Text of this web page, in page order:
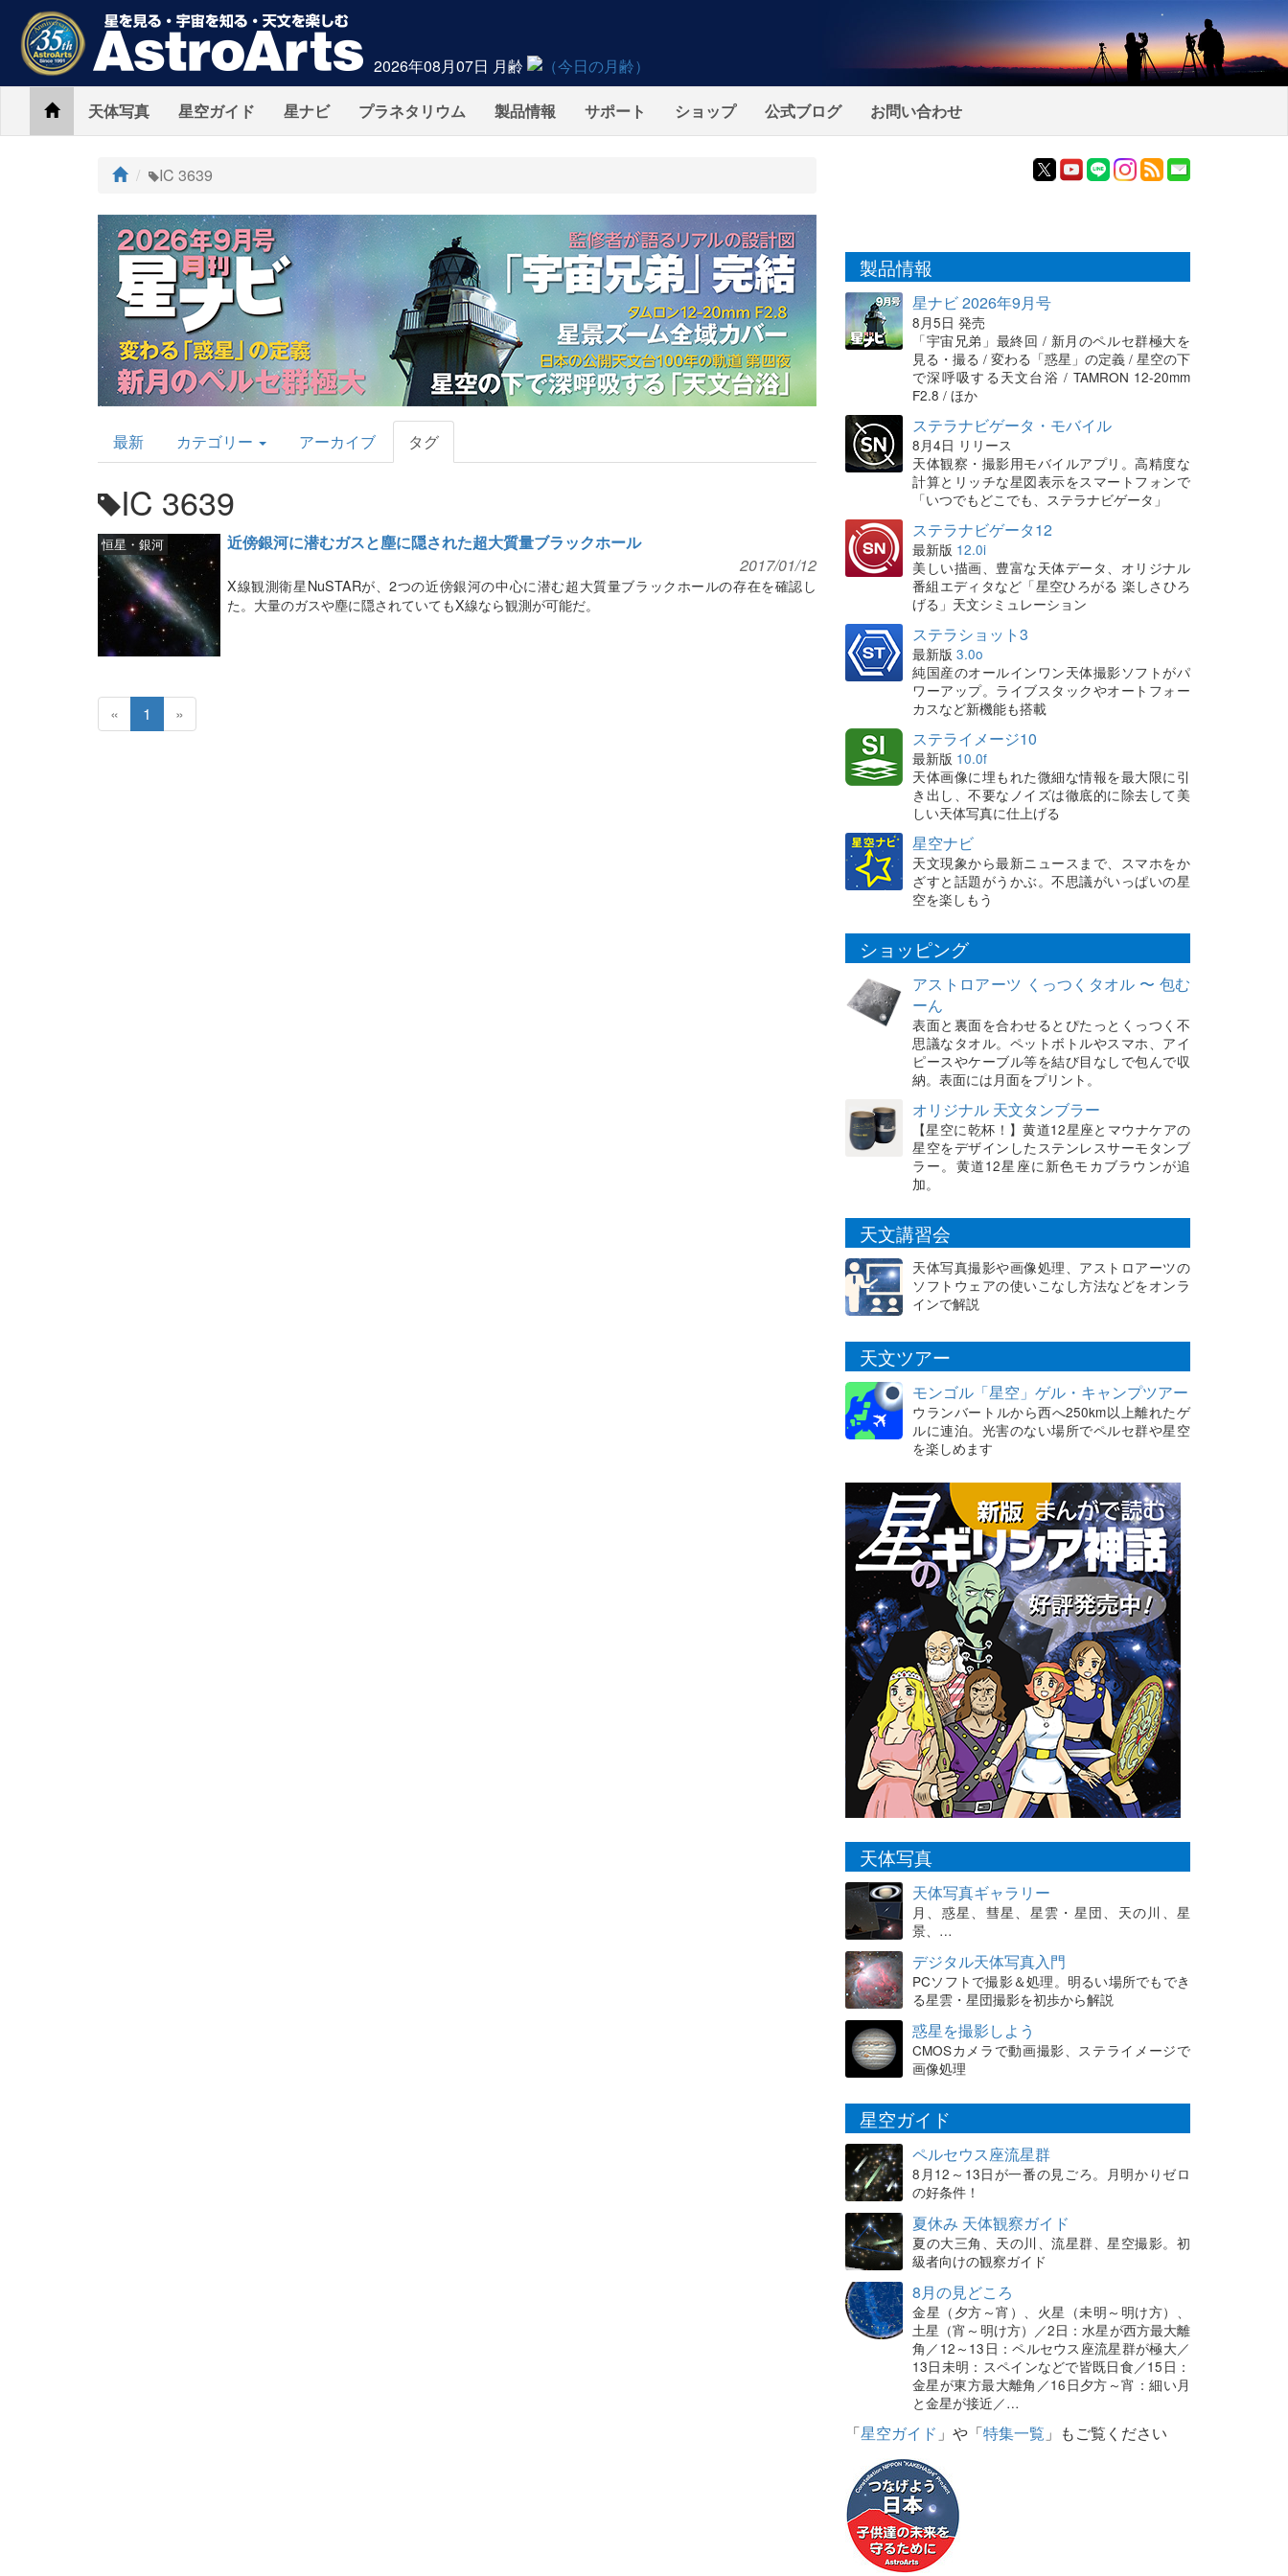
2026年08月07日 月齢
Home天体写真 星空ガイド 星ナビ プラネタリウム 製品情報 サポート ショップ 公式ブログ お問い合わせ
ト
プ
IC 3639
AstroArts
Topics
最新 カテゴリー アーカイブ タグ
IC 3639
近傍銀河に潜むガスと塵に隠された超大質量ブラックホール
恒星・銀河
2017/01/12
X線観測衛星NuSTARが、2つの近傍銀河の中心に潜む超大質量ブラックホールの存在を確認し
た。大量のガスや塵に隠されていてもX線なら観測が可能だ。
« 1 »
製品情報
星ナビ 2026年9月号
8月5日 発売
「宇宙兄弟」最終回 / 新月のペルセ群極大を
見る・撮る / 変わる「惑星」の定義 / 星空の下
で深呼吸する天文台浴 / TAMRON 12-20mm
F2.8 / ほか
ステラナビゲータ・モバイル
8月4日 リリース
天体観察・撮影用モバイルアプリ。高精度な
計算とリッチな星図表示をスマートフォンで
「いつでもどこでも、ステラナビゲータ」
ステラナビゲータ12
最新版 12.0i
美しい描画、豊富な天体データ、オリジナル
番組エディタなど「星空ひろがる 楽しさひろ
げる」天文シミュレーション
ステラショット3
最新版 3.0o
純国産のオールインワン天体撮影ソフトがパ
ワーアップ。ライブスタックやオートフォー
カスなど新機能も搭載
ステライメージ10
最新版 10.0f
天体画像に埋もれた微細な情報を最大限に引
き出し、不要なノイズは徹底的に除去して美
しい天体写真に仕上げる
星空ナビ
天文現象から最新ニュースまで、スマホをか
ざすと話題がうかぶ。不思議がいっぱいの星
空を楽しもう
ショッピング
アストロアーツ くっつくタオル 〜 包む
ーん
表面と裏面を合わせるとぴたっとくっつく不
思議なタオル。ペットボトルやスマホ、アイ
ピースやケーブル等を結び目なしで包んで収
納。表面には月面をプリント。
オリジナル 天文タンブラー
【星空に乾杯！】黄道12星座とマウナケアの
星空をデザインしたステンレスサーモタンブ
ラー。黄道12星座に新色モカブラウンが追
加。
天文講習会
天体写真撮影や画像処理、アストロアーツの
ソフトウェアの使いこなし方法などをオンラ
インで解説
天文ツアー
モンゴル「星空」ゲル・キャンプツアー
ウランバートルから西へ250km以上離れたゲ
ルに連泊。光害のない場所でペルセ群や星空
を楽しめます
天体写真
天体写真ギャラリー
月、惑星、彗星、星雲・星団、天の川、星
景、…
デジタル天体写真入門
PCソフトで撮影＆処理。明るい場所でもでき
る星雲・星団撮影を初歩から解説
惑星を撮影しよう
CMOSカメラで動画撮影、ステライメージで
画像処理
星空ガイド
ペルセウス座流星群
8月12～13日が一番の見ごろ。月明かりゼロ
の好条件！
夏休み 天体観察ガイド
夏の大三角、天の川、流星群、星空撮影。初
級者向けの観察ガイド
8月の見どころ
金星（夕方～宵）、火星（未明～明け方）、
土星（宵～明け方）／2日：水星が西方最大離
角／12～13日：ペルセウス座流星群が極大／
13日未明：スペインなどで皆既日食／15日：
金星が東方最大離角／16日夕方～宵：細い月
と金星が接近／…
「星空ガイド 」や「特集一覧 」もご覧ください